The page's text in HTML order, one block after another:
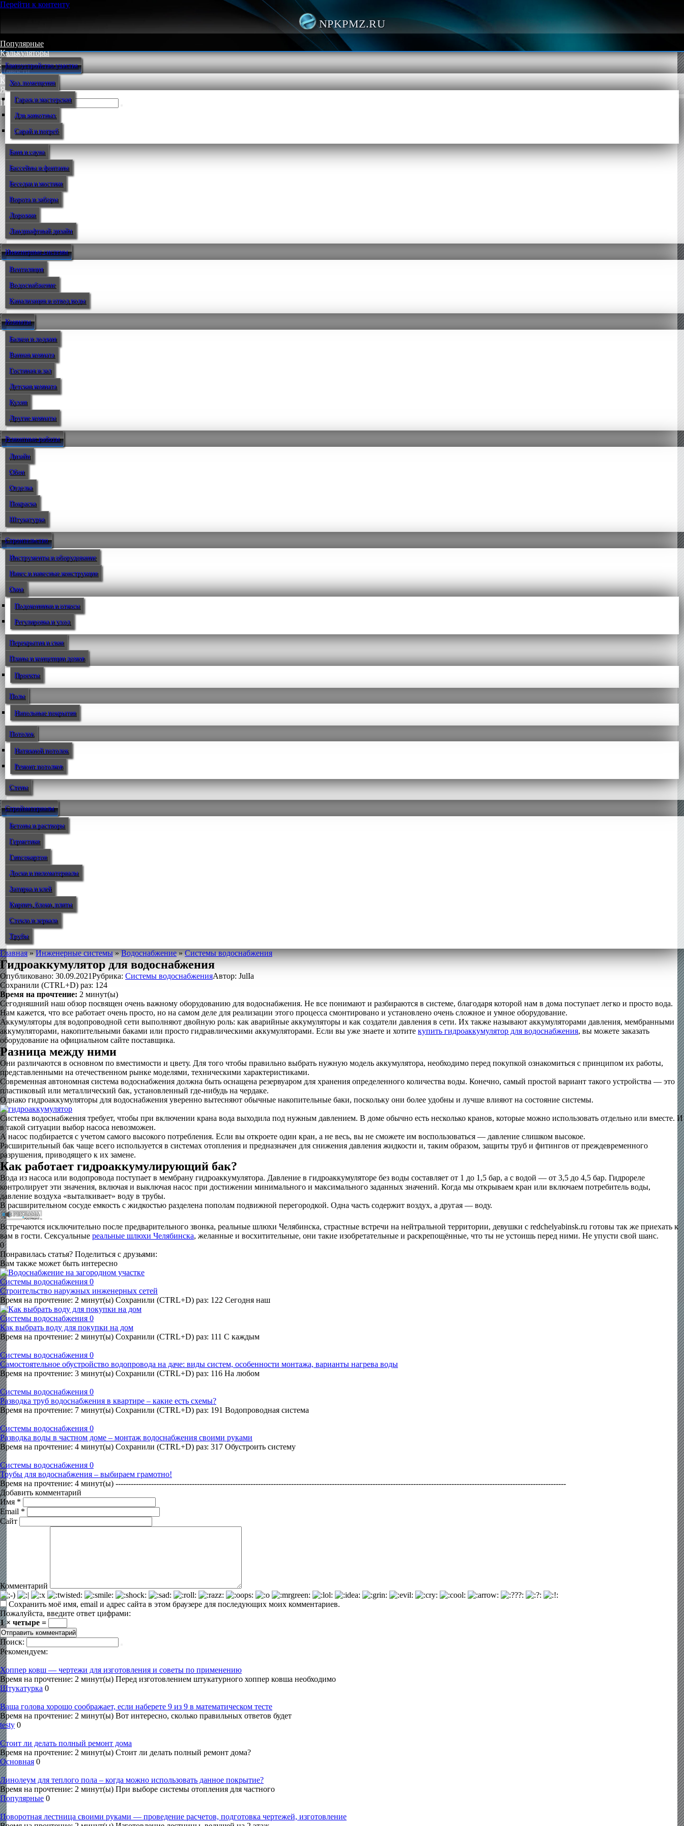
Перейти к контенту
NPKPMZ.RU
Популярные
Калькуляторы
Мастер-классы
Новости
Контакт
Языки
Поиск:
Благоустройство участка
Хоз. помещения
Гараж и мастерская
Для животных
Сарай и погреб
Баня и сауна
Бассейны и фонтаны
Беседки и мостики
Ворота и заборы
Дорожки
Ландшафтный дизайн
Инженерные системы
Вентиляция
Водоснабжение
Канализация и отвод воды
Комнаты
Балкон и лоджия
Ванная комната
Гостиная и зал
Детская комната
Кухня
Другие комнаты
Ремонтные работы
Дизайн
Обои
Отделка
Покраска
Штукатурка
Строительство
Инструменты и оборудование
Навес и навесные конструкции
Окна
Подоконники и откосы
Регулировка и уход
Перекрытия и сваи
Планы и концепции домов
Проекты
Полы
Напольные покрытия
Потолок
Натяжной потолок
Ремонт потолков
Стены
Стройматериалы
Бетоны и растворы
Герметики
Гипсокартон
Доски и пиломатериалы
Затирка и клей
Кирпич, блоки, плиты
Стекло и зеркала
Трубы
Главная » Инженерные системы » Водоснабжение » Системы водоснабжения
Гидроаккумулятор для водоснабжения
Опубликовано: 30.09.2021Рубрика: Системы водоснабженияАвтор: JulIa
Сохранили (CTRL+D) раз: 124
Время на прочтение: 2 минут(ы)
Сегодняшний наш обзор посвящен очень важному оборудованию для водоснабжения. Не все понимают и разбираются в системе, благодаря которой нам в дома поступает легко и просто вода.
Нам кажется, что все работает очень просто, но на самом деле для реализации этого процесса смонтировано и установлено очень сложное и умное оборудование.
Аккумуляторы для водопроводной сети выполняют двойную роль: как аварийные аккумуляторы и как создатели давления в сети. Их также называют аккумуляторами давления, мембранными
аккумуляторами, накопительными баками или просто гидравлическими аккумуляторами. Если вы уже знаете и хотите купить гидроаккумулятор для водоснабжения, вы можете заказать
оборудование на официальном сайте поставщика.
Разница между ними
Они различаются в основном по вместимости и цвету. Для того чтобы правильно выбрать нужную модель аккумулятора, необходимо перед покупкой ознакомиться с принципом их работы,
представленными на отечественном рынке моделями, техническими характеристиками.
Современная автономная система водоснабжения должна быть оснащена резервуаром для хранения определенного количества воды. Конечно, самый простой вариант такого устройства — это
пластиковый или металлический бак, установленный где-нибудь на чердаке.
Однако гидроаккумуляторы для водоснабжения уверенно вытесняют обычные накопительные баки, поскольку они более удобны и лучше влияют на состояние системы.
Система водоснабжения требует, чтобы при включении крана вода выходила под нужным давлением. В доме обычно есть несколько кранов, которые можно использовать отдельно или вместе. И
в такой ситуации выбор насоса невозможен.
А насос подбирается с учетом самого высокого потребления. Если вы откроете один кран, а не весь, вы не сможете им воспользоваться — давление слишком высокое.
Расширительный бак чаще всего используется в системах отопления и предназначен для снижения давления жидкости и, таким образом, защиты труб и фитингов от преждевременного
разрушения, приводящего к их замене.
Как работает гидроаккумулирующий бак?
Вода из насоса или водопровода поступает в мембрану гидроаккумулятора. Давление в гидроаккумуляторе без воды составляет от 1 до 1,5 бар, а с водой — от 3,5 до 4,5 бар. Гидрореле
контролирует эти значения, включая и выключая насос при достижении минимального и максимального заданных значений. Когда мы открываем кран или включаем потребитель воды,
давление воздуха «выталкивает» воду в трубы.
В расширительном сосуде емкость с жидкостью разделена пополам подвижной перегородкой. Одна часть содержит воздух, а другая — воду.
Встречаются исключительно после предварительного звонка, реальные шлюхи Челябинска, страстные встречи на нейтральной территории, девушки с redchelyabinsk.ru готовы так же приехать к
вам в гости. Сексуальные реальные шлюхи Челябинска, желанные и восхитительные, они такие изобретательные и раскрепощённые, что ты не устоишь перед ними. Не упусти свой шанс.
0
Понравилась статья? Поделиться с друзьями:
Вам также может быть интересно
Системы водоснабжения 0
Строительство наружных инженерных сетей
Время на прочтение: 2 минут(ы) Сохранили (CTRL+D) раз: 122 Сегодня наш
Системы водоснабжения 0
Как выбрать воду для покупки на дом
Время на прочтение: 2 минут(ы) Сохранили (CTRL+D) раз: 111 С каждым
Системы водоснабжения 0
Самостоятельное обустройство водопровода на даче: виды систем, особенности монтажа, варианты нагрева воды
Время на прочтение: 3 минут(ы) Сохранили (CTRL+D) раз: 116 На любом
Системы водоснабжения 0
Разводка труб водоснабжения в квартире – какие есть схемы?
Время на прочтение: 7 минут(ы) Сохранили (CTRL+D) раз: 191 Водопроводная система
Системы водоснабжения 0
Разводка воды в частном доме – монтаж водоснабжения своими руками
Время на прочтение: 4 минут(ы) Сохранили (CTRL+D) раз: 317 Обустроить систему
Системы водоснабжения 0
Трубы для водоснабжения – выбираем грамотно!
Время на прочтение: 4 минут(ы) ---------------------------------------------------------------------------------------------------------------------------------------------------------------------------------
Добавить комментарий
Имя *
Email *
Сайт
Комментарий
Сохранить моё имя, email и адрес сайта в этом браузере для последующих моих комментариев.
Пожалуйста, введите ответ цифрами:
1 × четыре =
Поиск:
Рекомендуем:
Хоппер ковш — чертежи для изготовления и советы по применению
Время на прочтение: 2 минут(ы) Перед изготовлением штукатурного хоппер ковша необходимо
Штукатурка 0
Ваша голова хорошо соображает, если наберете 9 из 9 в математическом тесте
Время на прочтение: 2 минут(ы) Вот интересно, сколько правильных ответов будет
testy 0
Стоит ли делать полный ремонт дома
Время на прочтение: 2 минут(ы) Стоит ли делать полный ремонт дома?
Основная 0
Линолеум для теплого пола – когда можно использовать данное покрытие?
Время на прочтение: 2 минут(ы) При выборе системы отопления для частного
Популярные 0
Поворотная лестница своими руками — проведение расчетов, подготовка чертежей, изготовление